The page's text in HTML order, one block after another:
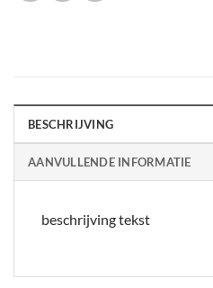
BESCHRIJVING
AANVULLENDE INFORMATIE
beschrijving tekst